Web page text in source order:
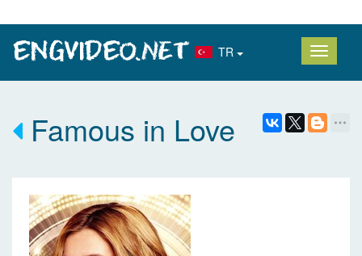
TR
Famous in Love